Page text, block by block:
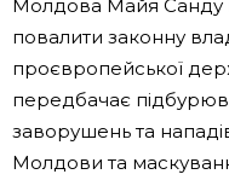
Молдова Майя Санду
повалити законну
проєвропейської
передбачає
заворушень та
Молдови та